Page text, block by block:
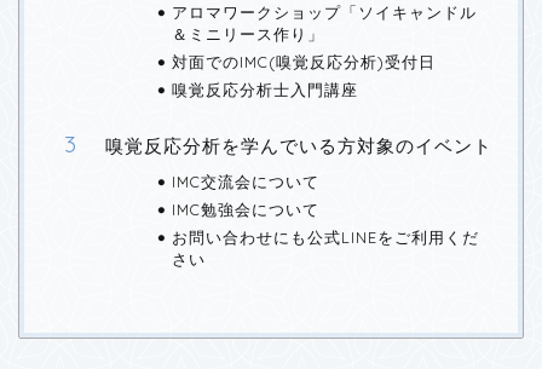
アロマワークショップ「ソイキャンドル
＆ミニリース作り」
対面でのIMC(嗅覚反応分析)受付日
嗅覚反応分析士入門講座
嗅覚反応分析を学んでいる方対象のイベント
IMC交流会について
IMC勉強会について
お問い合わせにも公式LINEをご利用くだ
さい